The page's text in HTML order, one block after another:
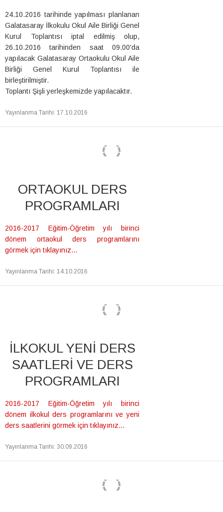
24.10.2016 tarihinde yapılması planlanan
Galatasaray İlkokulu Okul Aile Birliği Genel
Kurul Toplantısı iptal edilmiş olup,
26.10.2016 tarihinden saat 09.00'da
yapılacak Galatasaray Ortaokulu Okul Aile
Birliği Genel Kurul Toplantısı ile
birleştirilmiştir.
Toplantı Şişli yerleşkemizde yapılacaktır.
Yayınlanma Tarihi: 17.10.2016
ORTAOKUL DERS
PROGRAMLARI
2016-2017 Eğitim-Öğretim yılı birinci
dönem ortaokul ders programlarını
görmek için tıklayınız...
Yayınlanma Tarihi: 14.10.2016
İLKOKUL YENİ DERS
SAATLERİ VE DERS
PROGRAMLARI
2016-2017 Eğitim-Öğretim yılı birinci
dönem ilkokul ders programlarını ve yeni
ders saatlerini görmek için tıklayınız...
Yayınlanma Tarihi: 30.09.2016